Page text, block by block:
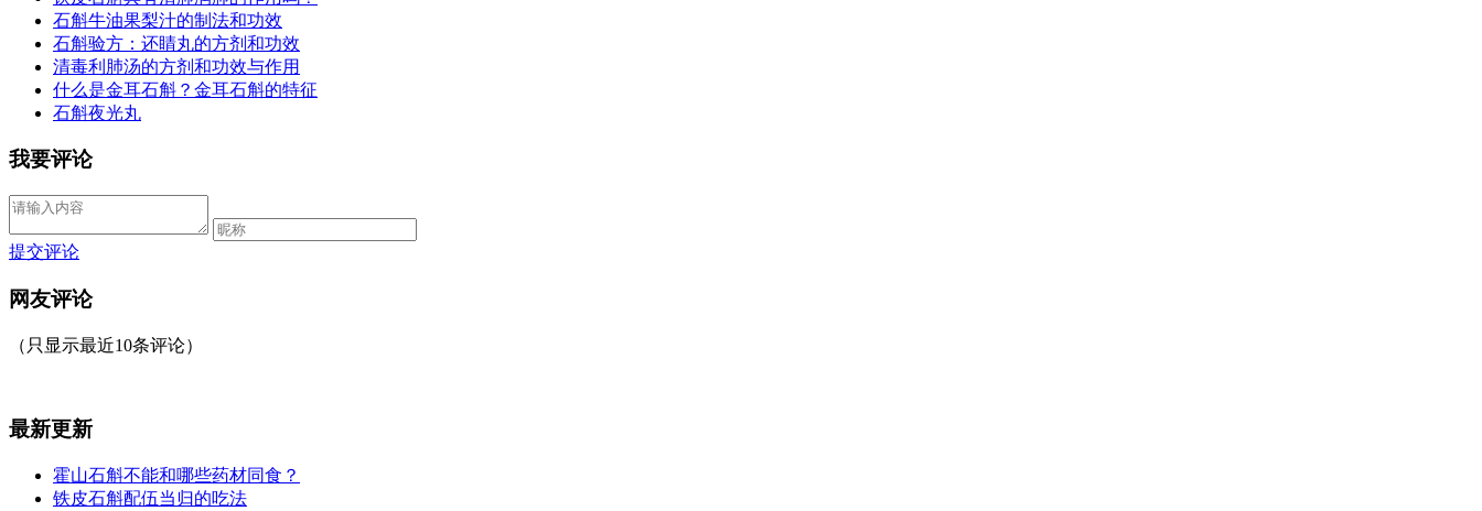
石斛牛油果梨汁的制法和功效
石斛验方：还睛丸的方剂和功效
清毒利肺汤的方剂和功效与作用
什么是金耳石斛？金耳石斛的特征
石斛夜光丸
我要评论
提交评论
网友评论
（只显示最近10条评论）
最新更新
霍山石斛不能和哪些药材同食？
铁皮石斛配伍当归的吃法